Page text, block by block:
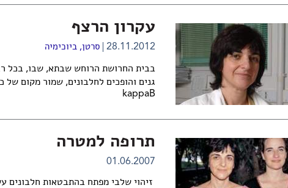
עקרון הרצף
28.11.2012 סרטן,ביוכימיה
בבית החרושת הרוחש שבתא, שבו, בכל
kappaB
תרופה למטרה
01.06.2007
זיהוי שלבי מפתח בהתבטאות חלבונים